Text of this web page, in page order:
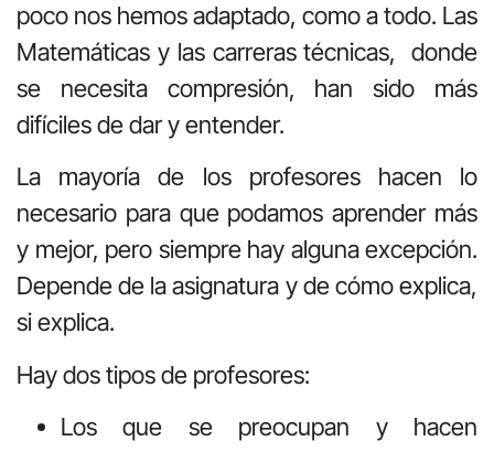
poco nos hemos adaptado, como a todo. Las
Matemáticas y las carreras técnicas, donde
se necesita compresión, han sido más
difíciles de dar y entender.
La mayoría de los profesores hacen lo
necesario para que podamos aprender más
y mejor, pero siempre hay alguna excepción.
Depende de la asignatura y de cómo explica,
si explica.
Hay dos tipos de profesores:
Los que se preocupan y hacen